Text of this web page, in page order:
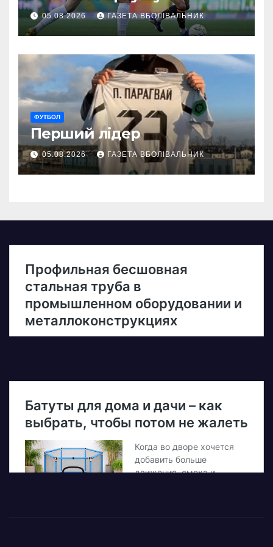
05.08.2026 ГАЗЕТА ВБОЛІВАЛЬНИК
ФУТБОЛ
Перший лідер
05.08.2026 ГАЗЕТА ВБОЛІВАЛЬНИК